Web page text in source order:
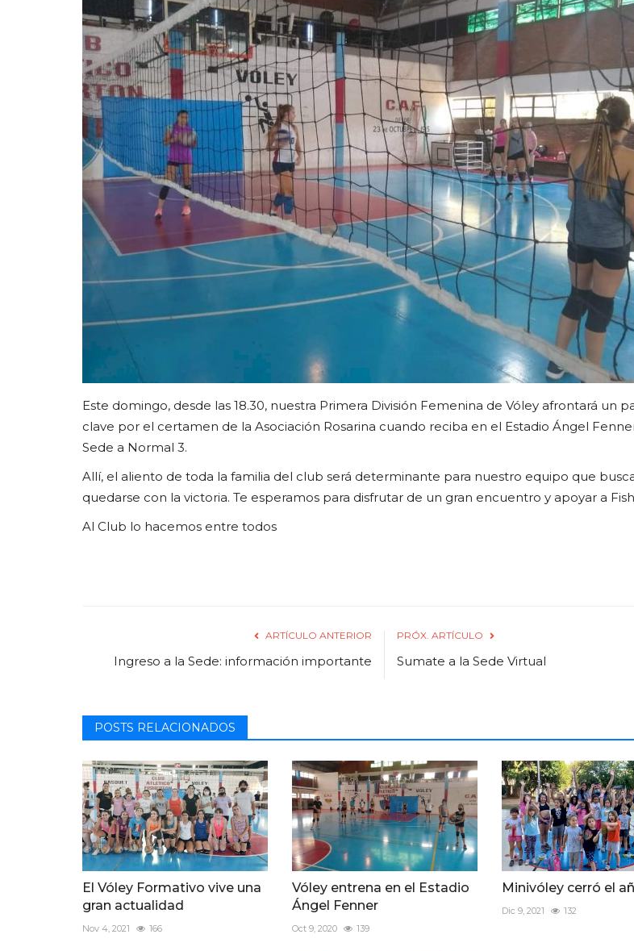
Este domingo, desde las 18.30, nuestra Primera División Femenina de Vóley afrontará un
clave por el certamen de la Asociación Rosarina cuando reciba en el Estadio Ángel
Sede a Normal 3.
Allí, el aliento de toda la familia del club será determinante para nuestro equipo que
quedarse con la victoria. Te esperamos para disfrutar de un gran encuentro y apoyar a
Al Club lo hacemos entre todos
ARTÍCULO ANTERIOR
Ingreso a la Sede: información importante
PRÓX. ARTÍCULO
Sumate a la Sede Virtual
POSTS RELACIONADOS
El Vóley Formativo vive una
gran actualidad
Nov 4, 2021 166
Vóley entrena en el Estadio
Ángel Fenner
Oct 9, 2020 139
Minivóley cerró el
Dic 9, 2021 132